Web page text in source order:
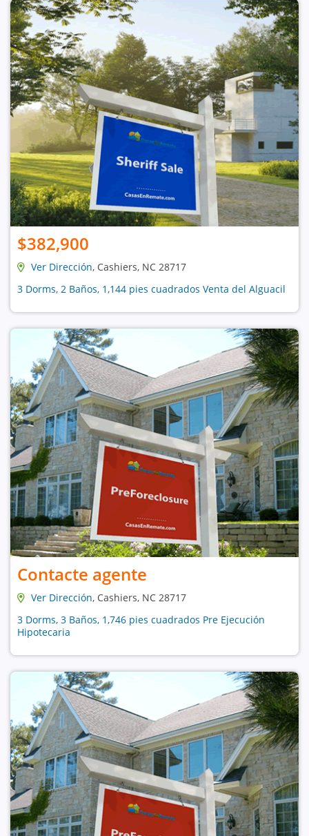
$382,900
Ver Dirección, Cashiers, NC 28717
3 Dorms, 2 Baños, 1,144 pies cuadrados Venta del Alguacil
Contacte agente
Ver Dirección, Cashiers, NC 28717
3 Dorms, 3 Baños, 1,746 pies cuadrados Pre Ejecución
Hipotecaria